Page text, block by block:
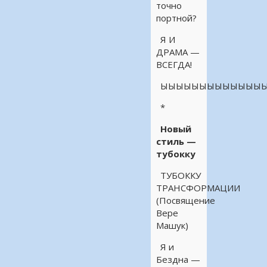
точно
портной?
Я И
ДРАМА —
ВСЕГДА!
*
Новый
стиль —
тубокку
ТУБОККУ
ТРАНСФОРМАЦИИ
(Посвящение
Вере
Машук)
Я и
Бездна —